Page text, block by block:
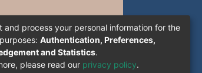
and process your personal information for the
Authentication, Preferences,
and Statistics.
please read our privacy policy.